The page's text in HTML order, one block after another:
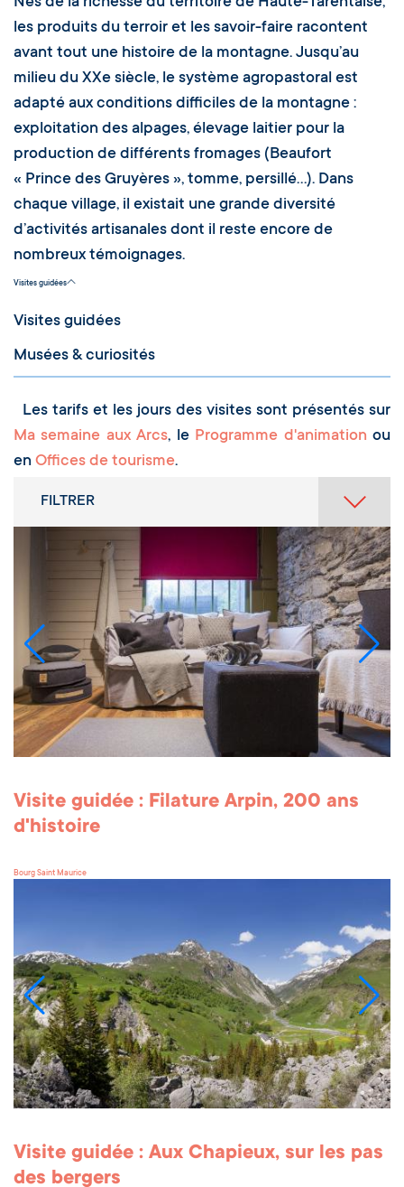
les produits du terroir et les savoir-faire racontent
avant tout une histoire de la montagne. Jusqu’au
milieu du XXe siècle, le système agropastoral est
adapté aux conditions difficiles de la montagne :
exploitation des alpages, élevage laitier pour la
production de différents fromages (Beaufort
« Prince des Gruyères », tomme, persillé…). Dans
chaque village, il existait une grande diversité
d’activités artisanales dont il reste encore de
nombreux témoignages.
Visites guidées
Visites guidées
Musées & curiosités
Les tarifs et les jours des visites sont présentés sur
Ma semaine aux Arcs, le Programme d'animation ou
en Offices de tourisme.
FILTRER
Visite guidée : Filature Arpin, 200 ans
d'histoire
Bourg Saint Maurice
Visite guidée : Aux Chapieux, sur les pas
des bergers